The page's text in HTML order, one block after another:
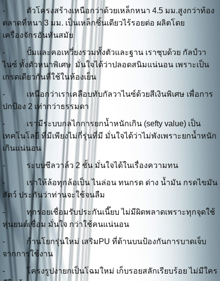
- ตัวโครงสร้างเหนือกว่าด้วยเหล็กหนา 4.5 มม.สูงกว่าท้อง
ตลาดที่หนา 3 มม. เป็นเหล็กชิ้นเดียวไร้รอยต่อ ผลิตโดย
เครื่องจักรอันทันสมัย
- ปั้มและคอเหวี่ยงรวมทั้งตัวและฐาน เราชุบด้วย กัลป์วา
ไนซ์ ทั้งตัวหนาพิเศษ มั่นใจได้ว่าปลอดสนิมแน่นอน เพราะเป็น
เกรดเดียวกันที่ใช้ในห้องเย็น
- เหนือกว่าเราเคลือบทับกัลวาไนซ์ด้วยสีเงินพิเศษ เพื่อการ
ปกป้อง 2 เท่ากว่าธรรมดา
- เรามีระบบกลไกการยกน้ำหนักเกิน (sefty value) เป็น
เทคโนโลยี ที่มีเพียงไม่กี่รุ่นที่มี มั่นใจได้ว่าไม่พังเพราะยกน้ำหนัก
เกินแน่นอน
- ระบบซีลวาล์ว 2 ชั้น มั่นใจได้ในเรื่องความทน
- เราให้ล้อทุกล้อเป็น ไนล่อน ทนกรด ด่าง น้ำมัน กรดไขมัน
สัตว์ ประกันว่าท่านจะใช้จนลืม
- ทุกรอยเชื่อมรับประกันเนี๊ยบ ไม่มีผิดพลาดเพราะทุกจุดใช้
หุ่นยนต์เชื่อม มั่นใจ กว่าใช้คนแน่นอน
- ก้านโยกรุ่นใหม่ เสริมPU ที่ด้านบนป้องกันการบาดเจ็บ
จากการใช้งาน
- โครงรูปงายกเป็นโฉมใหม่ เก็บรอยสลักเรียบร้อย ไม่มีใคร